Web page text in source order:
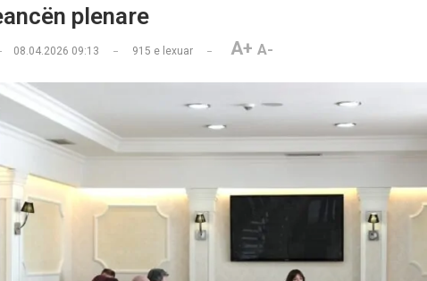
plenare
08.04.2026 09:13 915 e lexuar A+ A-